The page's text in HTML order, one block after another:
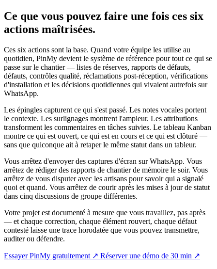
Ce que vous pouvez faire une fois ces six
actions maîtrisées.
Ces six actions sont la base. Quand votre équipe les utilise au
quotidien, PinMy devient le système de référence pour tout ce qui se
passe sur le chantier — listes de réserves, rapports de défauts,
défauts, contrôles qualité, réclamations post-réception, vérifications
d'installation et les décisions quotidiennes qui vivaient autrefois sur
WhatsApp.
Les épingles capturent ce qui s'est passé. Les notes vocales portent
le contexte. Les surlignages montrent l'ampleur. Les attributions
transforment les commentaires en tâches suivies. Le tableau Kanban
montre ce qui est ouvert, ce qui est en cours et ce qui est clôturé —
sans que quiconque ait à retaper le même statut dans un tableur.
Vous arrêtez d'envoyer des captures d'écran sur WhatsApp. Vous
arrêtez de rédiger des rapports de chantier de mémoire le soir. Vous
arrêtez de vous disputer avec les artisans pour savoir qui a signalé
quoi et quand. Vous arrêtez de courir après les mises à jour de statut
dans cinq discussions de groupe différentes.
Votre projet est documenté à mesure que vous travaillez, pas après
— et chaque correction, chaque élément rouvert, chaque défaut
contesté laisse une trace horodatée que vous pouvez transmettre,
auditer ou défendre.
Essayer PinMy gratuitement ↗ Réserver une démo de 30 min ↗